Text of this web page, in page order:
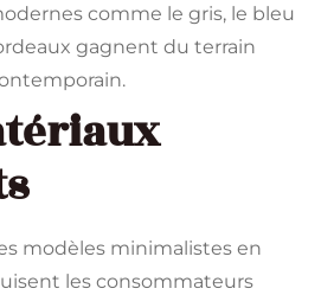
comme le gris, le bleu
gagnent du terrain
modèles minimalistes en
les consommateurs